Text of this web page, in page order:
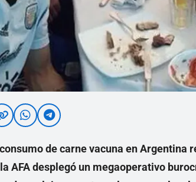
de carne vacuna en
AFA desplegó un megaoperativo